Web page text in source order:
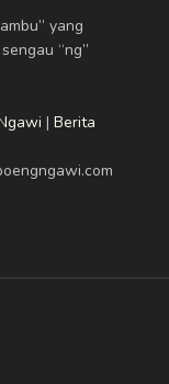
yang
“ng”
| Berita